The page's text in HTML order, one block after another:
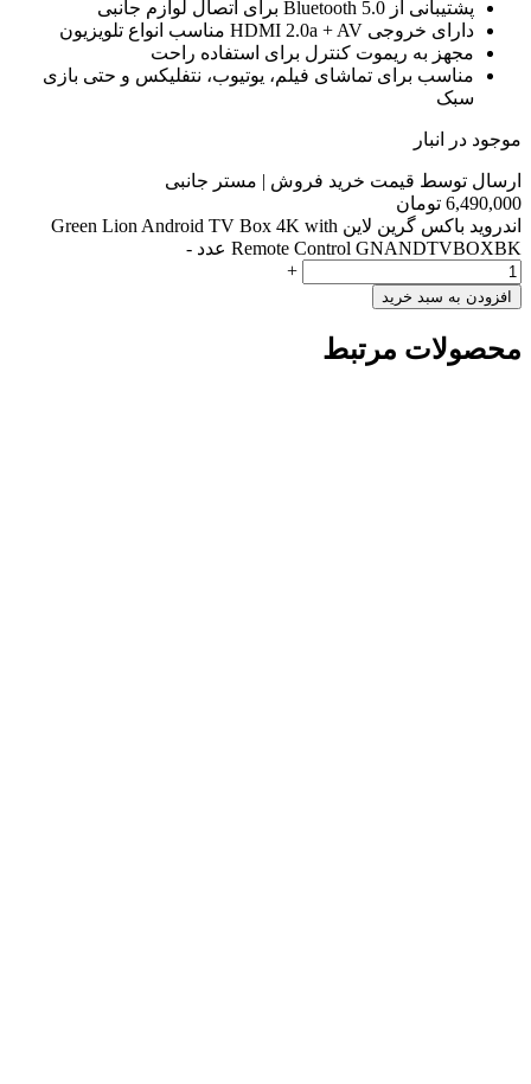
پشتیبانی از Bluetooth 5.0 برای اتصال لوازم جانبی
دارای خروجی HDMI 2.0a + AV مناسب انواع تلویزیون
مجهز به ریموت کنترل برای استفاده راحت
مناسب برای تماشای فیلم، یوتیوب، نتفلیکس و حتی بازی
سبک
موجود در انبار
ارسال توسط قیمت خرید فروش | مستر جانبی
6,490,000 تومان
اندروید باکس گرین لاین Green Lion Android TV Box 4K with
Remote Control GNANDTVBOXBK عدد
-
+
افزودن به سبد خرید
محصولات مرتبط